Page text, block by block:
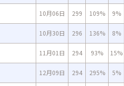
10月06日 299 109% 9%
10月30日 296 136% 8%
11月01日 294 93% 15%
12月09日 294 295% 5%